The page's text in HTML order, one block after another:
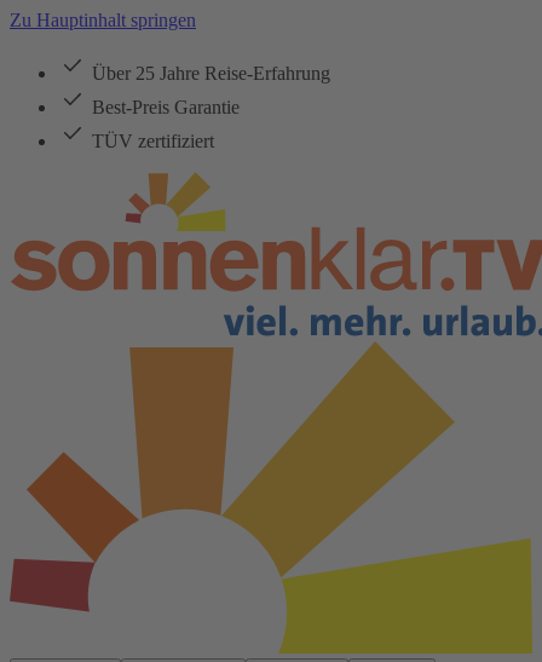
Zu Hauptinhalt springen
Über 25 Jahre Reise-Erfahrung
Best-Preis Garantie
TÜV zertifiziert